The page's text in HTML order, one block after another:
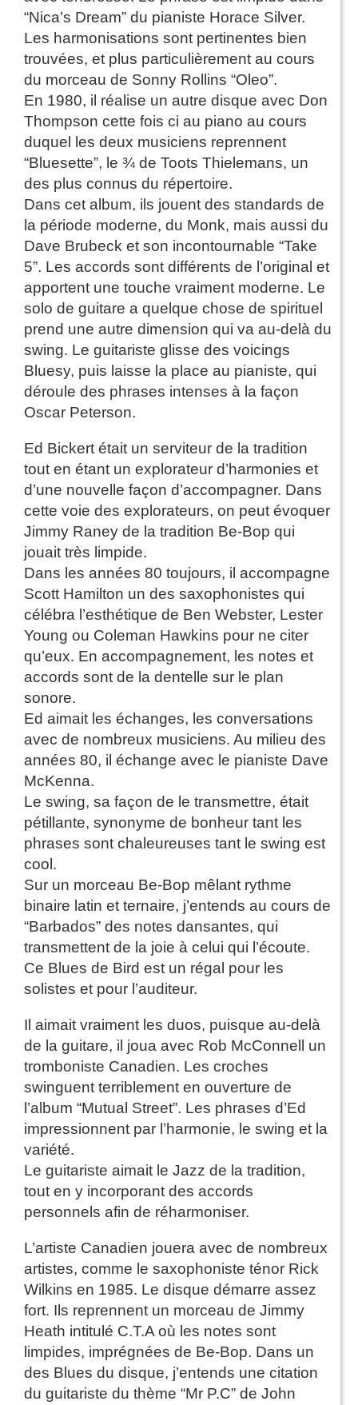
“Nica’s Dream” du pianiste Horace Silver.
Les harmonisations sont pertinentes bien
trouvées, et plus particulièrement au cours
du morceau de Sonny Rollins “Oleo”.
En 1980, il réalise un autre disque avec Don
Thompson cette fois ci au piano au cours
duquel les deux musiciens reprennent
“Bluesette”, le ¾ de Toots Thielemans, un
des plus connus du répertoire.
Dans cet album, ils jouent des standards de
la période moderne, du Monk, mais aussi du
Dave Brubeck et son incontournable “Take
5”. Les accords sont différents de l’original et
apportent une touche vraiment moderne. Le
solo de guitare a quelque chose de spirituel
prend une autre dimension qui va au-delà du
swing. Le guitariste glisse des voicings
Bluesy, puis laisse la place au pianiste, qui
déroule des phrases intenses à la façon
Oscar Peterson.
Ed Bickert était un serviteur de la tradition
tout en étant un explorateur d’harmonies et
d’une nouvelle façon d’accompagner. Dans
cette voie des explorateurs, on peut évoquer
Jimmy Raney de la tradition Be-Bop qui
jouait très limpide.
Dans les années 80 toujours, il accompagne
Scott Hamilton un des saxophonistes qui
célébra l’esthétique de Ben Webster, Lester
Young ou Coleman Hawkins pour ne citer
qu’eux. En accompagnement, les notes et
accords sont de la dentelle sur le plan
sonore.
Ed aimait les échanges, les conversations
avec de nombreux musiciens. Au milieu des
années 80, il échange avec le pianiste Dave
McKenna.
Le swing, sa façon de le transmettre, était
pétillante, synonyme de bonheur tant les
phrases sont chaleureuses tant le swing est
cool.
Sur un morceau Be-Bop mêlant rythme
binaire latin et ternaire, j’entends au cours de
“Barbados” des notes dansantes, qui
transmettent de la joie à celui qui l’écoute.
Ce Blues de Bird est un régal pour les
solistes et pour l’auditeur.
Il aimait vraiment les duos, puisque au-delà
de la guitare, il joua avec Rob McConnell un
tromboniste Canadien. Les croches
swinguent terriblement en ouverture de
l’album “Mutual Street”. Les phrases d’Ed
impressionnent par l’harmonie, le swing et la
variété.
Le guitariste aimait le Jazz de la tradition,
tout en y incorporant des accords
personnels afin de réharmoniser.
L’artiste Canadien jouera avec de nombreux
artistes, comme le saxophoniste ténor Rick
Wilkins en 1985. Le disque démarre assez
fort. Ils reprennent un morceau de Jimmy
Heath intitulé C.T.A où les notes sont
limpides, imprégnées de Be-Bop. Dans un
des Blues du disque, j’entends une citation
du guitariste du thème “Mr P.C” de John